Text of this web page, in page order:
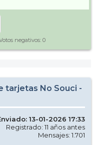
negativos: 0
tarjetas No Souci -
13-01-2026 17:33
Registrado: 11 años antes
Mensajes: 1.701